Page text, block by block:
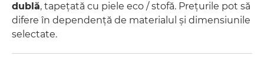
dublă, tapețată cu piele eco / stofă. Prețurile pot să
difere în dependență de materialul și dimensiunile
selectate.